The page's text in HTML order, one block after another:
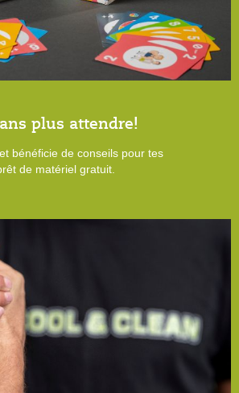
plus attendre!
bénéficie de conseils pour tes
de matériel gratuit.